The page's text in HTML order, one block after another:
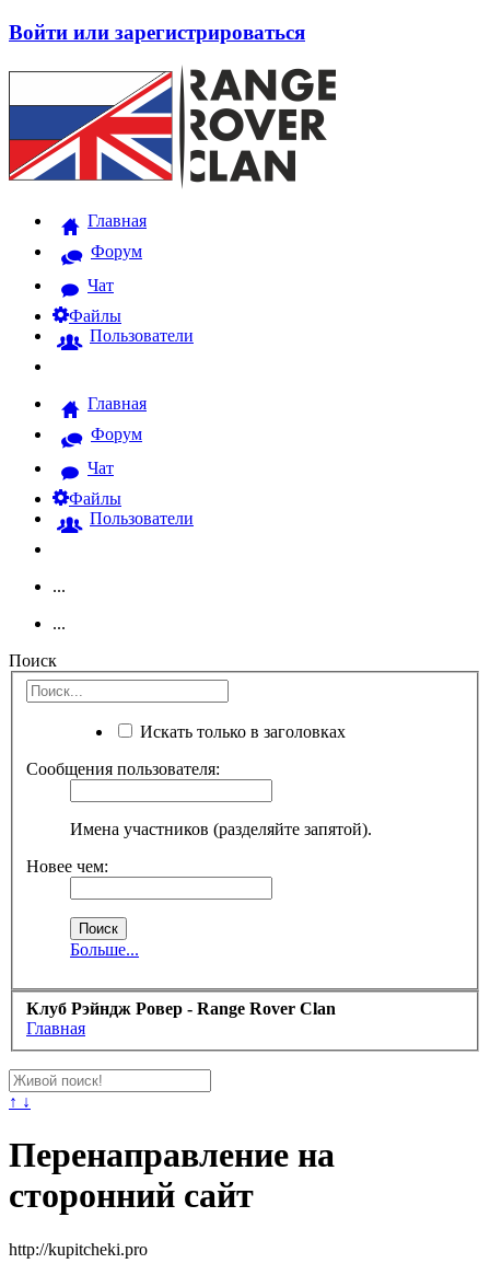
Войти или зарегистрироваться
Главная
Форум
Чат
Файлы
Пользователи
Главная
Форум
Чат
Файлы
Пользователи
...
...
Поиск
Искать только в заголовках
Сообщения пользователя:
Имена участников (разделяйте запятой).
Новее чем:
Больше...
Клуб Рэйндж Ровер - Range Rover Clan
Главная
↑ ↓
Перенаправление на
сторонний сайт
http://kupitcheki.pro